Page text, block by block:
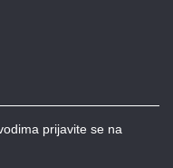
prijavite se na